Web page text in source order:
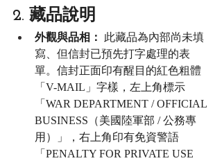
2. 藏品說明
外觀與品相：
此藏品為內部尚未填
寫、但信封已預先打字處理的表
單。信封正面印有醒目的紅色粗體
「V-MAIL」字樣，左上角標示
「WAR DEPARTMENT / OFFICIAL
BUSINESS（美國陸軍部 / 公務專
用）」，右上角印有免資警語
「PENALTY FOR PRIVATE USE